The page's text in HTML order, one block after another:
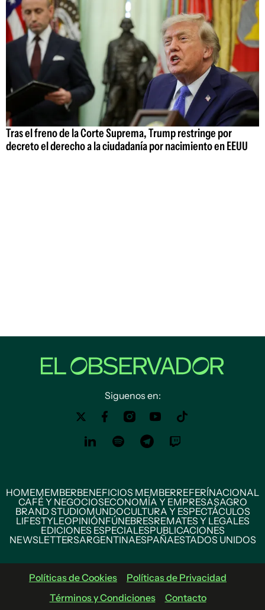
Tras el freno de la Corte Suprema, Trump restringe por
decreto el derecho a la ciudadanía por nacimiento en EEUU
Siguenos en:
HOMEMEMBERBENEFICIOS MEMBERREFERÍNACIONAL
CAFÉ Y NEGOCIOSECONOMÍA Y EMPRESASAGRO
BRAND STUDIOMUNDOCULTURA Y ESPECTÁCULOS
LIFESTYLEOPINIÓNFÚNEBRESREMATES Y LEGALES
EDICIONES ESPECIALESPUBLICACIONES
NEWSLETTERSARGENTINAESPAÑAESTADOS UNIDOS
Políticas de Cookies
Políticas de Privacidad
Términos y Condiciones
Contacto